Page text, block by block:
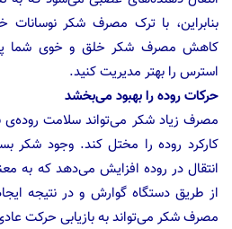
بنابراین، با ترک مصرف شکر
کاهش مصرف شکر خلق و خوی شما
استرس را بهتر مدیریت کنید.
حرکات روده را بهبود می‌بخشد
مصرف زیاد شکر می‌تواند سلامت روده‌ی
کارکرد روده را مختل کند. وجود شکر
انتقال در روده افزایش می‌دهد که به
از طریق دستگاه گوارش و در نتیجه
مصرف شکر می‌تواند به بازیابی حرکت